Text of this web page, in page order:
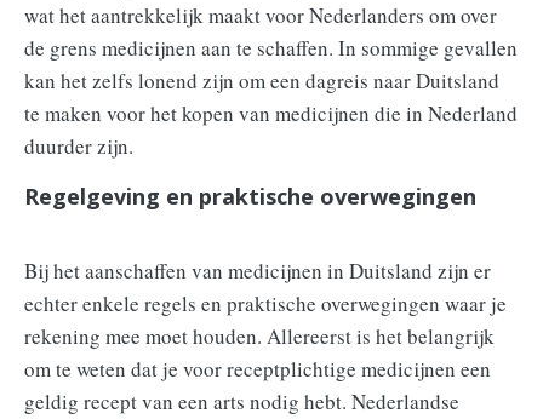
wat het aantrekkelijk maakt voor Nederlanders om over
de grens medicijnen aan te schaffen. In sommige gevallen
kan het zelfs lonend zijn om een dagreis naar Duitsland
te maken voor het kopen van medicijnen die in Nederland
duurder zijn.
Regelgeving en praktische overwegingen
Bij het aanschaffen van medicijnen in Duitsland zijn er
echter enkele regels en praktische overwegingen waar je
rekening mee moet houden. Allereerst is het belangrijk
om te weten dat je voor receptplichtige medicijnen een
geldig recept van een arts nodig hebt. Nederlandse